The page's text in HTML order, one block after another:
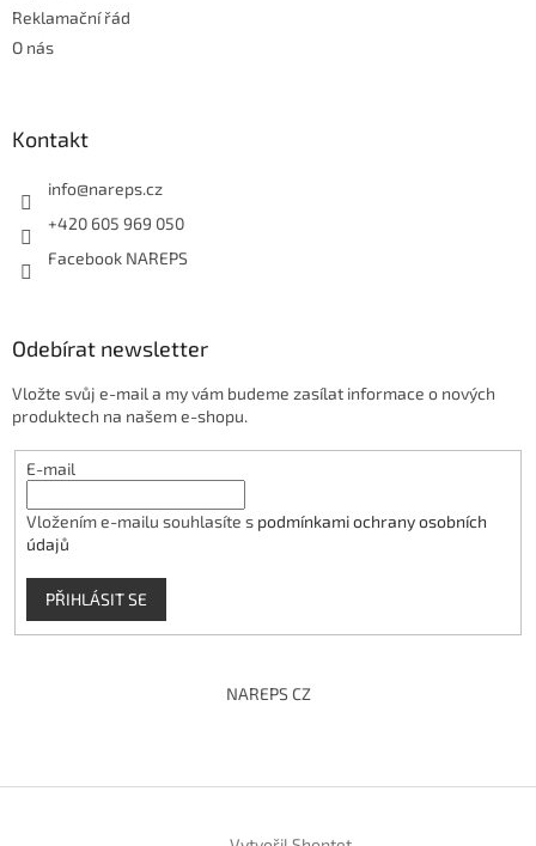
Reklamační řád
O nás
Kontakt
info@nareps.cz
+420 605 969 050
Facebook NAREPS
Odebírat newsletter
Vložte svůj e-mail a my vám budeme zasílat informace o nových
produktech na našem e-shopu.
E-mail
Vložením e-mailu souhlasíte s podmínkami ochrany osobních
údajů
PŘIHLÁSIT SE
NAREPS CZ